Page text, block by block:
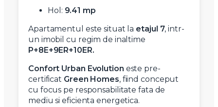
Hol: 9.41 mp
Apartamentul este situat la etajul 7, intr-
un imobil cu regim de inaltime
P+8E+9ER+10ER.
Confort Urban Evolution este pre-
certificat Green Homes, fiind conceput
cu focus pe responsabilitate fata de
mediu si eficienta energetica.